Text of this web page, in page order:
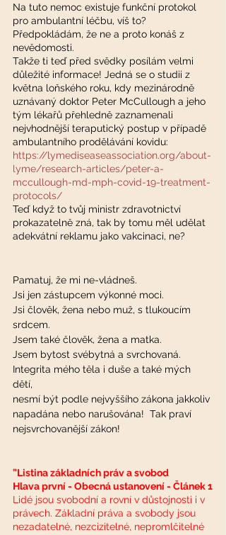
Na tuto nemoc existuje funkční protokol
pro ambulantní léčbu, víš to?
Předpokládám, že ne a proto konáš z
nevědomosti.
Takže ti teď před svědky posílám velmi
důležité informace! Jedná se o studii z
května loňského roku, kdy mezinárodně
uznávaný doktor Peter McCullough a jeho
tým lékařů přehledně zaznamenali
nejvhodnější teraputický postup v případě
ambulantního prodělávání kovidu:
https://lymediseaseassociation.org/about-
lyme/research-articles/peter-a-
mccullough-md-mph-covid-19-treatment-
protocols/
Teď když to tvůj ministr zdravotnictví
prokazatelně zná, tak by tomu měl udělat
adekvátní reklamu jako vakcinaci, ne?
Pamatuj, že mi ne-vládneš.
Jsi jen zástupcem výkonné moci.
Jsi člověk, žena nebo muž, s tlukoucím
srdcem.
Jsem také člověk, žena a matka.
Jsem bytost svébytná a svrchovaná.
Integrita mého těla i duše a také mých
dětí,
nesmí být podle nejvyššího zákona jakkoliv
napadána nebo narušována!  Tak praví
nejsvrchovanější zákon!
”Listina základních práv a svobod
Hlava první - Obecná ustanovení - Článek 1
Lidé jsou svobodní a rovní v důstojnosti i v
právech. Základní práva a svobody jsou
nezadatelné, nezcizitelné, nepromlčitelné